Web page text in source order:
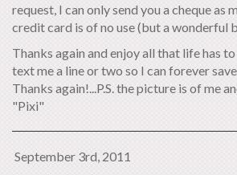
request, I can only send you a cheque as
credit card is of no use (but a wonderful
Thanks again and enjoy all that life has
text me a line or two so I can forever
Thanks again!...P.S. the picture is of me
"Pixi"
September 3rd, 2011